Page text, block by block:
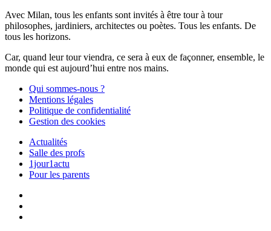
Avec Milan, tous les enfants sont invités à être tour à tour
philosophes, jardiniers, architectes ou poètes. Tous les enfants. De
tous les horizons.
Car, quand leur tour viendra, ce sera à eux de façonner, ensemble, le
monde qui est aujourd’hui entre nos mains.
Qui sommes-nous ?
Mentions légales
Politique de confidentialité
Gestion des cookies
Actualités
Salle des profs
1jour1actu
Pour les parents